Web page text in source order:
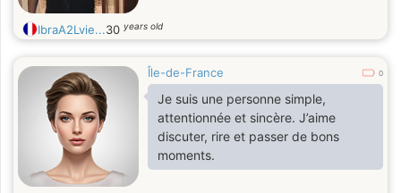
IbraA2Lvie...30 years old
Île-de-France 0
Je suis une personne simple,
attentionnée et sincère. J’aime
discuter, rire et passer de bons
moments.